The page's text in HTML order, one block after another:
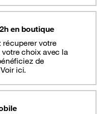
en boutique
votre
choix avec la
de
ici.